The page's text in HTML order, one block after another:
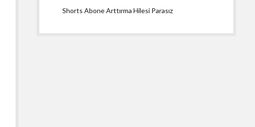
Shorts Abone Arttırma Hilesi Parasız